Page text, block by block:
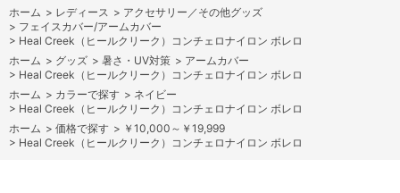
ホーム > レディース > アクセサリー／その他グッズ
> フェイスカバー/アームカバー
> Heal Creek（ヒールクリーク）コンチェロナイロン ボレロ
ホーム > グッズ > 暑さ・UV対策 > アームカバー
> Heal Creek（ヒールクリーク）コンチェロナイロン ボレロ
ホーム > カラーで探す > ネイビー
> Heal Creek（ヒールクリーク）コンチェロナイロン ボレロ
ホーム > 価格で探す > ￥10,000～￥19,999
> Heal Creek（ヒールクリーク）コンチェロナイロン ボレロ